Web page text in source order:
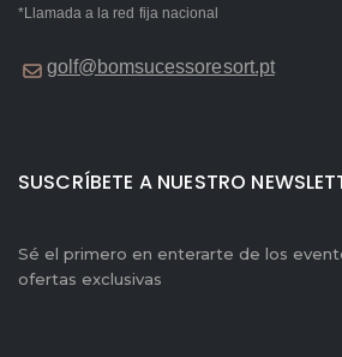
*Llamada a la red fija nacional
golf@bomsucessoresort.pt
SUSCRÍBETE A NUESTRO
Sé el primero en enterarte de los
ofertas exclusivas